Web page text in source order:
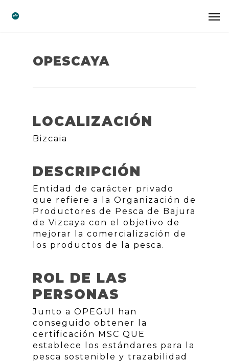
OPESCAYA
LOCALIZACIÓN
Bizcaia
DESCRIPCIÓN
Entidad de carácter privado
que refiere a la Organización de
Productores de Pesca de Bajura
de Vizcaya con el objetivo de
mejorar la comercialización de
los productos de la pesca.
ROL DE LAS
PERSONAS
Junto a OPEGUI han
conseguido obtener la
certificación MSC QUE
establece los estándares para la
pesca sostenible y trazabilidad